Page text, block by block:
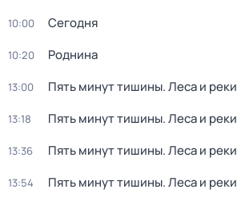
10:00 Сегодня
10:20 Роднина
13:00 Пять минут тишины. Леса и реки
13:18 Пять минут тишины. Леса и реки
13:36 Пять минут тишины. Леса и реки
13:54 Пять минут тишины. Леса и реки